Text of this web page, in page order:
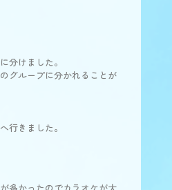
分けました。
グループに分かれることが
行きました。